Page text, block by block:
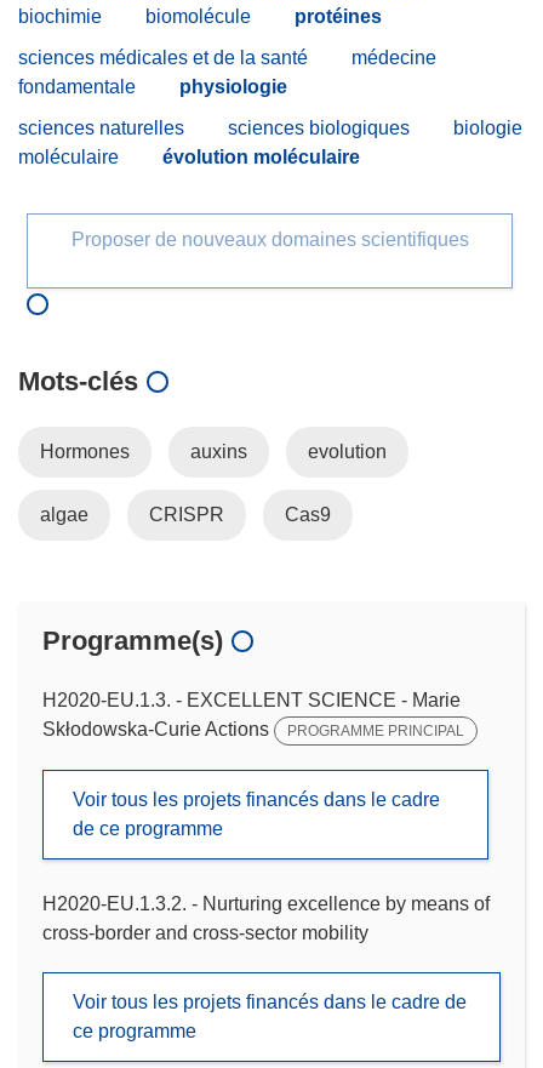
biochimie
biomolécule
protéines
sciences médicales et de la santé
médecine
fondamentale
physiologie
sciences naturelles
sciences biologiques
biologie
moléculaire
évolution moléculaire
Proposer de nouveaux domaines scientifiques
Mots‑clés
Hormones auxins evolution
algae CRISPR Cas9
Programme(s)
H2020-EU.1.3. - EXCELLENT SCIENCE - Marie
Skłodowska-Curie Actions
PROGRAMME PRINCIPAL
Voir tous les projets financés dans le cadre
de ce programme
H2020-EU.1.3.2. - Nurturing excellence by means of
cross-border and cross-sector mobility
Voir tous les projets financés dans le cadre de
ce programme